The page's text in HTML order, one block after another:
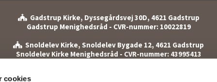
cookies
Gadstrup Kirke, Dyssegårdsvej 30D, 4621 Gadstrup
Gadstrup Menighedsråd - CVR-nummer: 10022819
 Snoldelev Kirke, Snoldelev Bygade 12, 4621 Gadstrup
Snoldelev Kirke Menighedsråd - CVR-nummer: 43995413